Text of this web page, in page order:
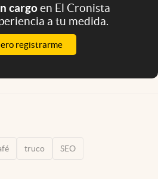
cargoen El Cronista
a tu medida.
registrarme
truco SEO